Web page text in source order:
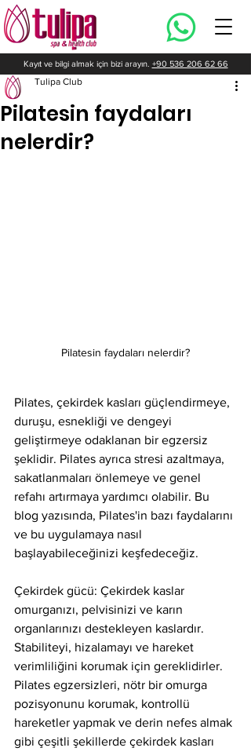
Kayıt ve bilgi almak için bizi arayın. +90 536 206 62 66
Pilatesin faydaları
nelerdir?
Tulipa Club
Pilatesin faydaları nelerdir?
Pilates, çekirdek kasları güçlendirmeye,
duruşu, esnekliği ve dengeyi
geliştirmeye odaklanan bir egzersiz
şeklidir. Pilates ayrıca stresi azaltmaya,
sakatlanmaları önlemeye ve genel
refahı artırmaya yardımcı olabilir. Bu
blog yazısında, Pilates'in bazı faydalarını
ve bu uygulamaya nasıl
başlayabileceğinizi keşfedeceğiz.
Çekirdek gücü: Çekirdek kaslar
omurganızı, pelvisinizi ve karın
organlarınızı destekleyen kaslardır.
Stabiliteyi, hizalamayı ve hareket
verimliliğini korumak için gereklidirler.
Pilates egzersizleri, nötr bir omurga
pozisyonunu korumak, kontrollü
hareketler yapmak ve derin nefes almak
gibi çeşitli şekillerde çekirdek kasları